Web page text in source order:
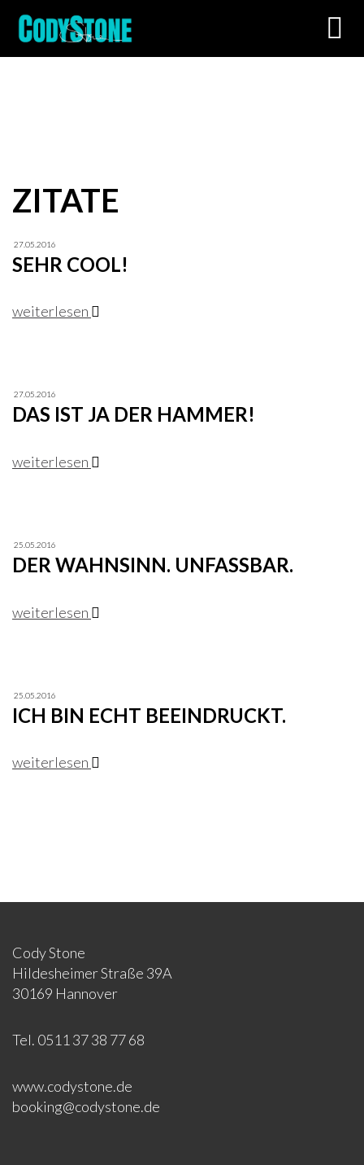
ZITATE
27.05.2016
SEHR COOL!
weiterlesen
27.05.2016
DAS IST JA DER HAMMER!
weiterlesen
25.05.2016
DER WAHNSINN. UNFASSBAR.
weiterlesen
25.05.2016
ICH BIN ECHT BEEINDRUCKT.
weiterlesen
Cody Stone
Hildesheimer Straße 39A
30169 Hannover
Tel. 0511 37 38 77 68
www.codystone.de
booking@codystone.de